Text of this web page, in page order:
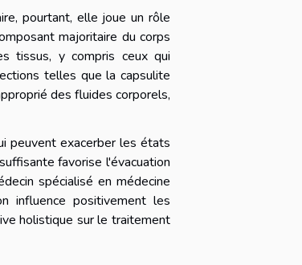
pourtant, elle joue un rôle
majoritaire du corps
tissus, y compris ceux qui
telles que la capsulite
des fluides corporels,
peuvent exacerber les états
favorise l'évacuation
spécialisé en médecine
influence positivement les
holistique sur le traitement